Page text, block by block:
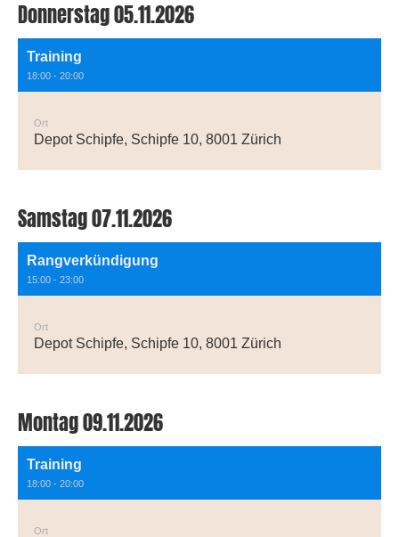
Donnerstag 05.11.2026
Training
18:00 - 20:00
Ort
Depot Schipfe, Schipfe 10, 8001 Zürich
Samstag 07.11.2026
Rangverkündigung
15:00 - 23:00
Ort
Depot Schipfe, Schipfe 10, 8001 Zürich
Montag 09.11.2026
Training
18:00 - 20:00
Ort